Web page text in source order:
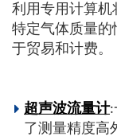
利用专用计算机
特定气体质量的
于贸易和计费。
超声波流量计:
了测量精度高